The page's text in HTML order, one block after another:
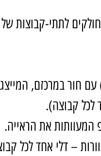
עם חור במרכזם,
לכל קבוצה).
המעוותות את הראייה.
– דלי אחד לכל